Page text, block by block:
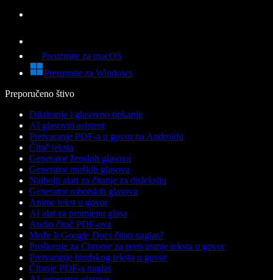
Preuzmite za macOS
Preuzmite za Windows
Preporučeno štivo
Diktiranje i glasovno tipkanje
AI glasovni asistent
Pretvaranje PDF-a u govor na Androidu
Čitač teksta
Generator ženskih glasova
Generator muških glasova
Najbolji alati za čitanje za disleksiju
Generator robotskih glasova
Anime tekst u govor
AI alat za promjenu glasa
Audio čitač PDF-ova
Može li Google Docs čitati naglas?
Proširenje za Chrome za pretvaranje teksta u govor
Pretvaranje hindskog teksta u govor
Čitanje PDF-a naglas